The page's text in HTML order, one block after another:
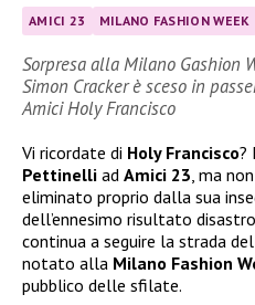
AMICI 23 MILANO FASHION WEEK
Sorpresa alla Milano Gashion
Simon Cracker è sceso in
Amici Holy Francisco
Vi ricordate di Holy Francisco?
Pettinelli ad Amici 23, ma
eliminato proprio dalla sua
dell’ennesimo risultato
continua a seguire la strada
notato alla Milano Fashion
pubblico delle sfilate.